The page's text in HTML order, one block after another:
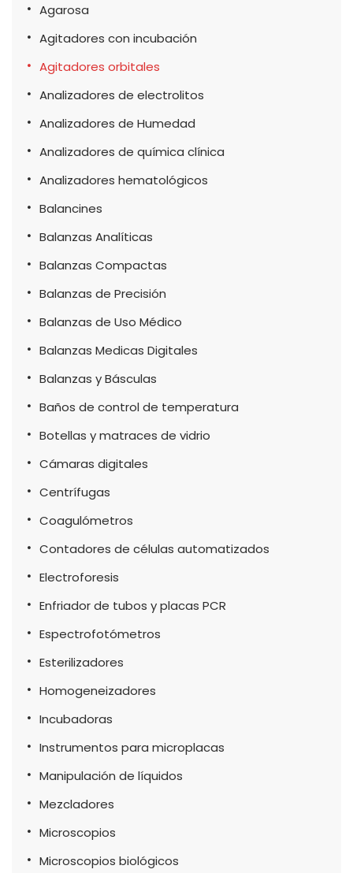
Agarosa
Agitadores con incubación
Agitadores orbitales
Analizadores de electrolitos
Analizadores de Humedad
Analizadores de química clínica
Analizadores hematológicos
Balancines
Balanzas Analíticas
Balanzas Compactas
Balanzas de Precisión
Balanzas de Uso Médico
Balanzas Medicas Digitales
Balanzas y Básculas
Baños de control de temperatura
Botellas y matraces de vidrio
Cámaras digitales
Centrífugas
Coagulómetros
Contadores de células automatizados
Electroforesis
Enfriador de tubos y placas PCR
Espectrofotómetros
Esterilizadores
Homogeneizadores
Incubadoras
Instrumentos para microplacas
Manipulación de líquidos
Mezcladores
Microscopios
Microscopios biológicos